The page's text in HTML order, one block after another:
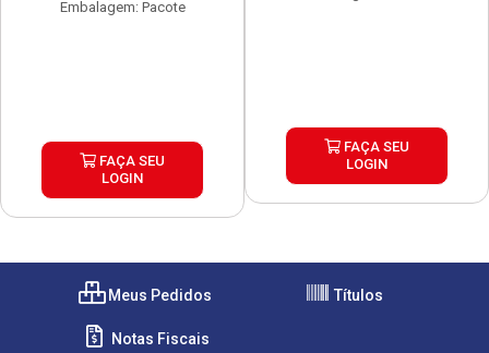
Embalagem: Pacote
FAÇA SEU
LOGIN
FAÇA SEU
LOGIN
Meus Pedidos Títulos
Notas Fiscais